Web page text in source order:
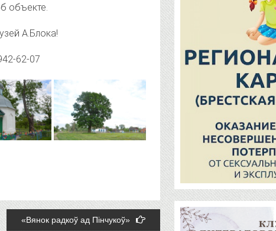
объекте.
А.Блока!
62-07
«Вянок радкоў ад Пінчукоў»